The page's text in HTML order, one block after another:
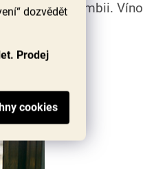
dozvědět
Prodej
a Britské Kolumbii. Víno